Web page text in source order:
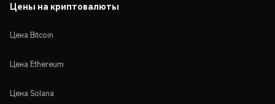
Цены на криптовалюты
Цена Bitcoin
Цена Ethereum
Цена Solana